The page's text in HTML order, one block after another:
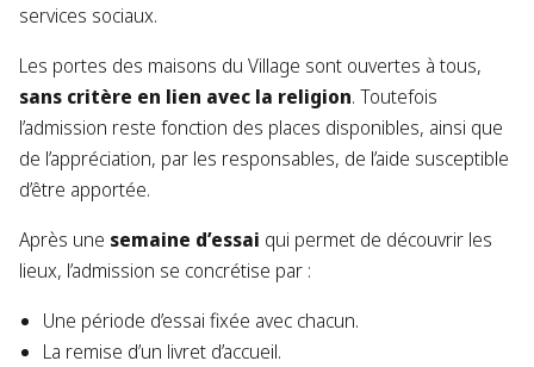
services sociaux.
Les portes des maisons du Village sont ouvertes à tous,
sans critère en lien avec la religion. Toutefois
l’admission reste fonction des places disponibles, ainsi que
de l’appréciation, par les responsables, de l’aide susceptible
d’être apportée.
Après une semaine d’essai qui permet de découvrir les
lieux, l’admission se concrétise par :
Une période d’essai fixée avec chacun.
La remise d’un livret d’accueil.